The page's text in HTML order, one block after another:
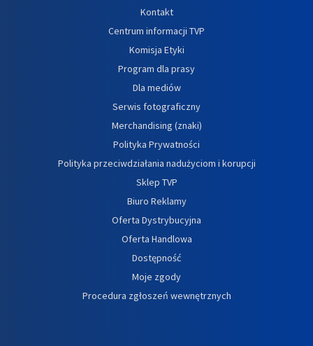
Kontakt
Centrum informacji TVP
Komisja Etyki
Program dla prasy
Dla mediów
Serwis fotograficzny
Merchandising (znaki)
Polityka Prywatności
Polityka przeciwdziałania nadużyciom i korupcji
Sklep TVP
Biuro Reklamy
Oferta Dystrybucyjna
Oferta Handlowa
Dostępność
Moje zgody
Procedura zgłoszeń wewnętrznych